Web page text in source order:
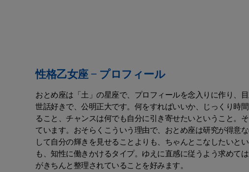
性格乙女座 – プロフィール
おとめ座は「土」の星座で、プロフィールを念入りに作り、
世話好きで、公明正大です。何をすればいいか、じっくり時
ること、チャンスは何でも自分に引き寄せたいということ。
ています。おそらくこういう理由で、おとめ座は研究が得意
して自分の輝きを見せることよりも、ちゃんとこなしたいと
も、知性に働きかけるタイプ。ゆえに直感に従うよう求めて
がきちんと整理されていることを好みます。